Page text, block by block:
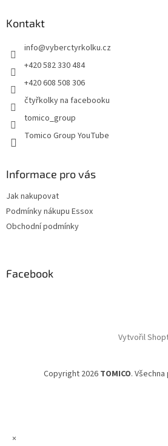
Kontakt
info@vyberctyrkolku.cz
+420 582 330 484
+420 608 508 306
čtyřkolky na facebooku
tomico_group
Tomico Group YouTube
Informace pro vás
Jak nakupovat
Podmínky nákupu Essox
Obchodní podmínky
Facebook
Vytvořil
Copyright 2026 TOMICO.
×